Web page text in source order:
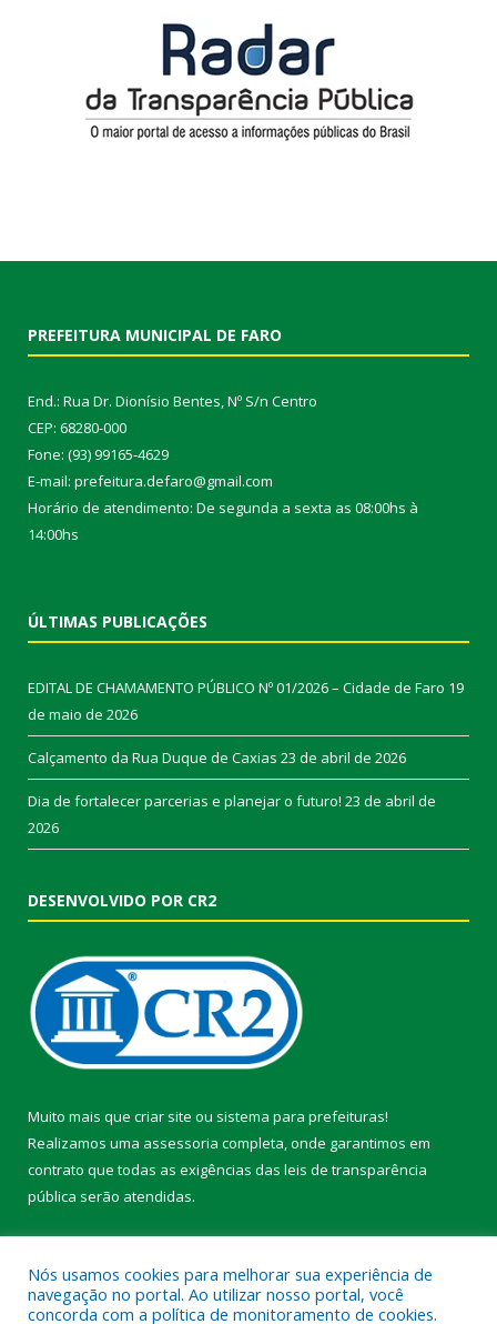
PREFEITURA MUNICIPAL DE FARO
End.: Rua Dr. Dionísio Bentes, Nº S/n Centro
CEP: 68280-000
Fone: (93) 99165-4629
E-mail: prefeitura.defaro@gmail.com
Horário de atendimento: De segunda a sexta as 08:00hs à
14:00hs
ÚLTIMAS PUBLICAÇÕES
EDITAL DE CHAMAMENTO PÚBLICO Nº 01/2026 – Cidade de Faro 19
de maio de 2026
Calçamento da Rua Duque de Caxias 23 de abril de 2026
Dia de fortalecer parcerias e planejar o futuro! 23 de abril de
2026
DESENVOLVIDO POR CR2
Muito mais que criar site ou sistema para prefeituras!
Realizamos uma assessoria completa, onde garantimos em
contrato que todas as exigências das leis de transparência
pública serão atendidas.
Nós usamos cookies para melhorar sua experiência de
navegação no portal. Ao utilizar nosso portal, você
concorda com a política de monitoramento de cookies.